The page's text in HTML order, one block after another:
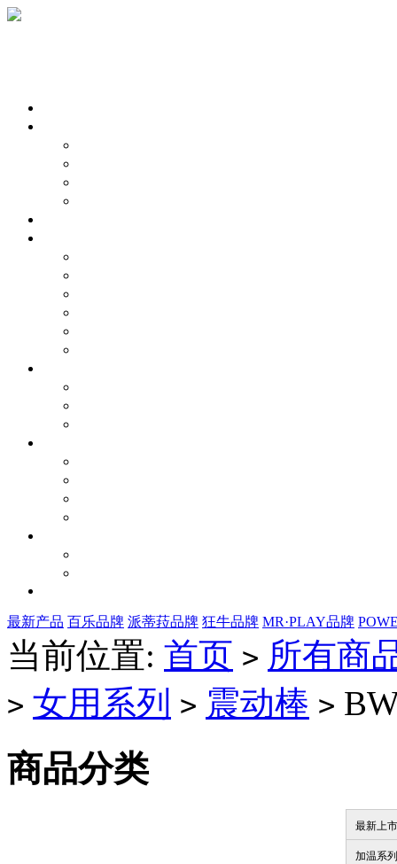
最新产品 百乐品牌 派蒂菈品牌 狂牛品牌 MR·PLAY品牌
当前位置: 首页 > 所有商
> 女用系列 > 震动棒 >
商品分类
最新上市
加温系列